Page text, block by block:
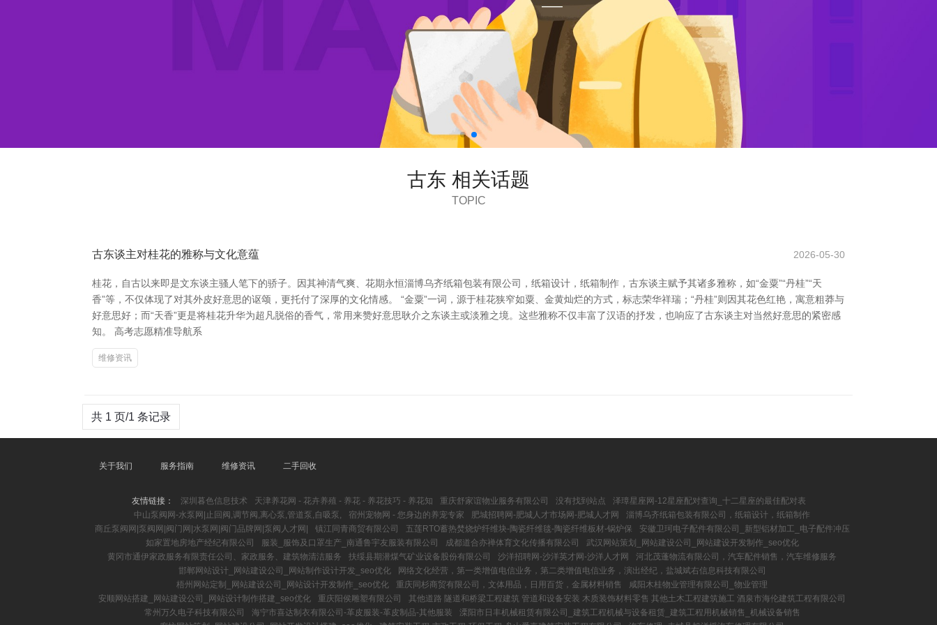
古东 相关话题
TOPIC
古东谈主对桂花的雅称与文化意蕴 2026-05-30
桂花，自古以来即是文东谈主骚人笔下的骄子。因其神清气爽、花期永恒淄博乌齐纸箱包装有限公司，纸箱设计，纸箱制作，古东谈主赋予其诸多雅称，如“金粟”“丹桂”“天
香”等，不仅体现了对其外皮好意思的讴颂，更托付了深厚的文化情感。 “金粟”一词，源于桂花狭窄如粟、金黄灿烂的方式，标志荣华祥瑞；“丹桂”则因其花色红艳，寓意粗莽与
好意思好；而“天香”更是将桂花升华为超凡脱俗的香气，常用来赞好意思耿介之东谈主或淡雅之境。这些雅称不仅丰富了汉语的抒发，也响应了古东谈主对当然好意思的紧密感
知。 高考志愿精准导航系
维修资讯
共 1 页/1 条记录
关于我们 服务指南 维修资讯 二手回收
友情链接： 深圳暮色信息技术 天津养花网 - 花卉养殖 - 养花 - 养花技巧 - 养花知 重庆舒家谊物业服务有限公司 没有找到站点
泽璋星座网-12星座配对查询_十二星座的最佳配对表
中山泵阀网-水泵网|止回阀,调节阀,离心泵,管道泵,自吸泵,
宿州宠物网 - 您身边的养宠专家 肥城招聘网-肥城人才市场网-肥城人才网
淄博乌齐纸箱包装有限公司，纸箱设计，纸箱制作
商丘泵阀网|泵阀网|阀门网|水泵网|阀门品牌网|泵阀人才网|
镇江同青商贸有限公司 五莲RTO蓄热焚烧炉纤维块-陶瓷纤维毯-陶瓷纤维板材-锅炉保
安徽卫珂电子配件有限公司_新型铝材加工_电子配件冲压
如家置地房地产经纪有限公司
服装_服饰及口罩生产_南通鲁宇友服装有限公司 成都道合亦禅体育文化传播有限公司
武汉网站策划_网站建设公司_网站建设开发制作_seo优化
黄冈市通伊家政服务有限责任公司、家政服务、建筑物清洁服务
扶绥县期潜煤气矿业设备股份有限公司 沙洋招聘网-沙洋英才网-沙洋人才网
河北茂蓬物流有限公司，汽车配件销售，汽车维修服务
邯郸网站设计_网站建设公司_网站制作设计开发_seo优化
网络文化经营，第一类增值电信业务，第二类增值电信业务，演出经纪，盐城斌右信息科技有限公司
梧州网站定制_网站建设公司_网站设计开发制作_seo优化
重庆同杉商贸有限公司，文体用品，日用百货，金属材料销售
咸阳木桂物业管理有限公司_物业管理
安顺网站搭建_网站建设公司_网站设计制作搭建_seo优化
重庆阳侯雕塑有限公司
其他道路 隧道和桥梁工程建筑 管道和设备安装 木质装饰材料零售 其他土木工程建筑施工 酒泉市海伦建筑工程有限公司
常州万久电子科技有限公司
海宁市喜达制衣有限公司-革皮服装-革皮制品-其他服装
溧阳市日丰机械租赁有限公司_建筑工程机械与设备租赁_建筑工程用机械销售_机械设备销售